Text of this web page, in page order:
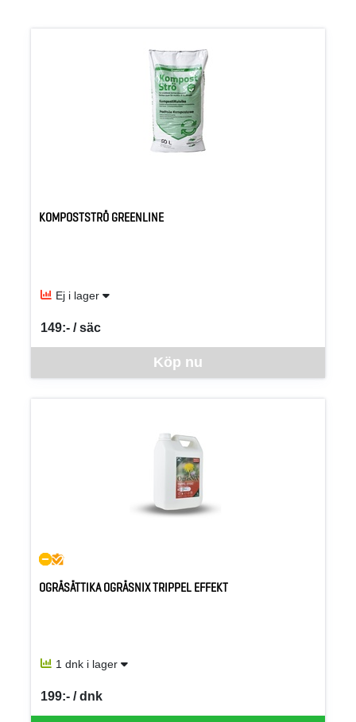
KOMPOSTSTRÖ GREENLINE
Ej i lager
Köp nu
149:- / säc
SEK per SÄC
OGRÄSÄTTIKA OGRÄSNIX TRIPPEL EFFEKT
1 dnk i lager
199:- / dnk
SEK per DNK